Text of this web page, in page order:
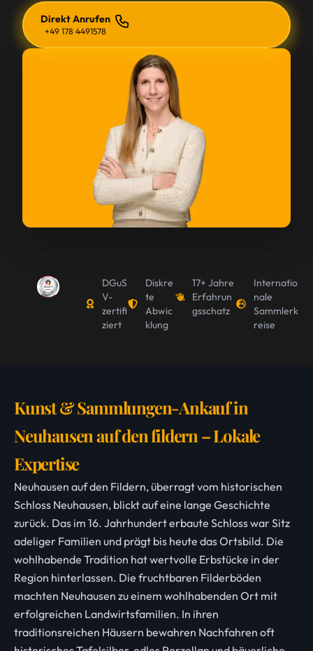
Direkt Anrufen
+49 178 4491578
DGuS
V-
zertifi
ziert
Diskre
te
Abwic
klung
17+ Jahre
Erfahrun
gsschatz
Internatio
nale
Sammlerk
reise
Kunst & Sammlungen-Ankauf in
Neuhausen auf den fildern – Lokale
Expertise
Neuhausen auf den Fildern, überragt vom historischen
Schloss Neuhausen, blickt auf eine lange Geschichte
zurück. Das im 16. Jahrhundert erbaute Schloss war Sitz
adeliger Familien und prägt bis heute das Ortsbild. Die
wohlhabende Tradition hat wertvolle Erbstücke in der
Region hinterlassen. Die fruchtbaren Filderböden
machten Neuhausen zu einem wohlhabenden Ort mit
erfolgreichen Landwirtsfamilien. In ihren
traditionsreichen Häusern bewahren Nachfahren oft